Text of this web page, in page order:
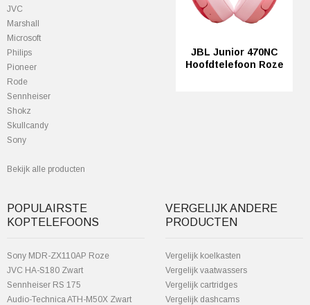
JVC
Marshall
Microsoft
Philips
Pioneer
Rode
Sennheiser
Shokz
Skullcandy
Sony
Bekijk alle producten
JBL Junior 470NC
Hoofdtelefoon Roze
POPULAIRSTE
KOPTELEFOONS
Sony MDR-ZX110AP Roze
JVC HA-S180 Zwart
Sennheiser RS 175
Audio-Technica ATH-M50X Zwart
VERGELIJK ANDERE
PRODUCTEN
Vergelijk koelkasten
Vergelijk vaatwassers
Vergelijk cartridges
Vergelijk dashcams